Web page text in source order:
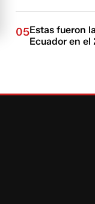
05Estas fueron
Ecuador en el